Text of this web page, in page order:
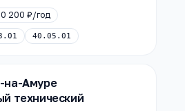
200 ₽/год
40.05.01
на-Амуре
технический